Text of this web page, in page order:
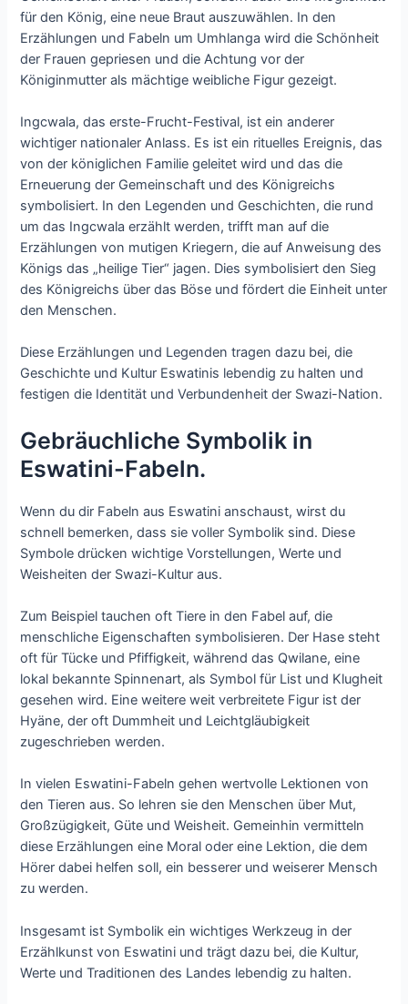
für den König, eine neue Braut auszuwählen. In den
Erzählungen und Fabeln um Umhlanga wird die Schönheit
der Frauen gepriesen und die Achtung vor der
Königinmutter als mächtige weibliche Figur gezeigt.
Ingcwala, das erste-Frucht-Festival, ist ein anderer
wichtiger nationaler Anlass. Es ist ein rituelles Ereignis, das
von der königlichen Familie geleitet wird und das die
Erneuerung der Gemeinschaft und des Königreichs
symbolisiert. In den Legenden und Geschichten, die rund
um das Ingcwala erzählt werden, trifft man auf die
Erzählungen von mutigen Kriegern, die auf Anweisung des
Königs das „heilige Tier“ jagen. Dies symbolisiert den Sieg
des Königreichs über das Böse und fördert die Einheit unter
den Menschen.
Diese Erzählungen und Legenden tragen dazu bei, die
Geschichte und Kultur Eswatinis lebendig zu halten und
festigen die Identität und Verbundenheit der Swazi-Nation.
Gebräuchliche Symbolik in
Eswatini-Fabeln.
Wenn du dir Fabeln aus Eswatini anschaust, wirst du
schnell bemerken, dass sie voller Symbolik sind. Diese
Symbole drücken wichtige Vorstellungen, Werte und
Weisheiten der Swazi-Kultur aus.
Zum Beispiel tauchen oft Tiere in den Fabel auf, die
menschliche Eigenschaften symbolisieren. Der Hase steht
oft für Tücke und Pfiffigkeit, während das Qwilane, eine
lokal bekannte Spinnenart, als Symbol für List und Klugheit
gesehen wird. Eine weitere weit verbreitete Figur ist der
Hyäne, der oft Dummheit und Leichtgläubigkeit
zugeschrieben werden.
In vielen Eswatini-Fabeln gehen wertvolle Lektionen von
den Tieren aus. So lehren sie den Menschen über Mut,
Großzügigkeit, Güte und Weisheit. Gemeinhin vermitteln
diese Erzählungen eine Moral oder eine Lektion, die dem
Hörer dabei helfen soll, ein besserer und weiserer Mensch
zu werden.
Insgesamt ist Symbolik ein wichtiges Werkzeug in der
Erzählkunst von Eswatini und trägt dazu bei, die Kultur,
Werte und Traditionen des Landes lebendig zu halten.